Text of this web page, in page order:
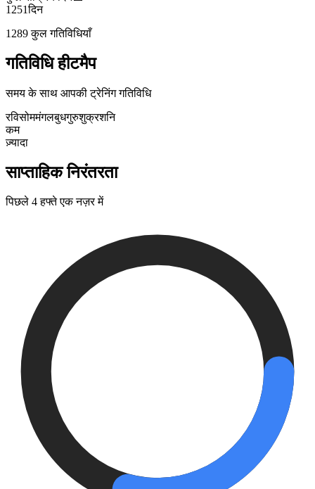
1251दिन
1289 कुल गतिविधियाँ
गतिविधि हीटमैप
समय के साथ आपकी ट्रेनिंग गतिविधि
रविसोममंगलबुधगुरुशुक्रशनि
कम
ज़्यादा
साप्ताहिक निरंतरता
पिछले 4 हफ्ते एक नज़र में